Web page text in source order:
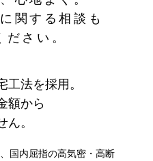
関する相談も
ださい。
工法を採用。
額から
。
国内屈指の高気密・高断